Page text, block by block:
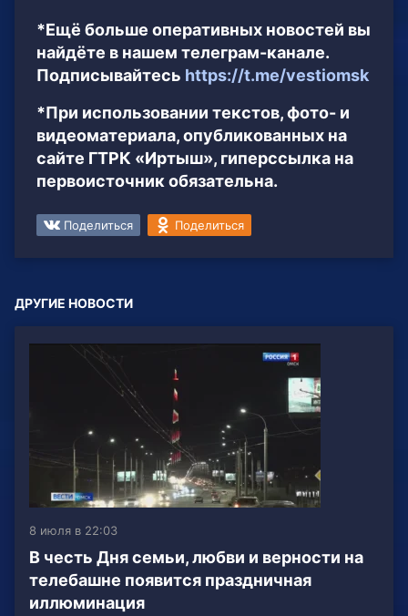
*Ещё больше оперативных новостей вы
найдёте в нашем телеграм-канале.
Подписывайтесь https://t.me/vestiomsk
*При использовании текстов, фото- и
видеоматериала, опубликованных на
сайте ГТРК «Иртыш», гиперссылка на
первоисточник обязательна.
Поделиться Поделиться
ДРУГИЕ НОВОСТИ
8 июля в 22:03
В честь Дня семьи, любви и верности на
телебашне появится праздничная
иллюминация